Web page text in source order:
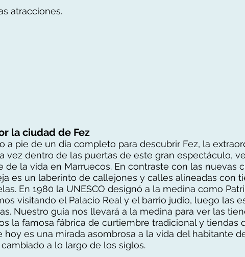
atracciones.
la ciudad de Fez
a pie de un día completo para descubrir Fez, la
vez dentro de las puertas de este gran espectáculo,
la vida en Marruecos. En contraste con las nuevas
es un laberinto de callejones y calles alineadas con
En 1980 la UNESCO designó a la medina como
visitando el Palacio Real y el barrio judío, luego las
Nuestro guía nos llevará a la medina para ver las
la famosa fábrica de curtiembre tradicional y tiendas
hoy es una mirada asombrosa a la vida del habitante
a lo largo de los siglos.